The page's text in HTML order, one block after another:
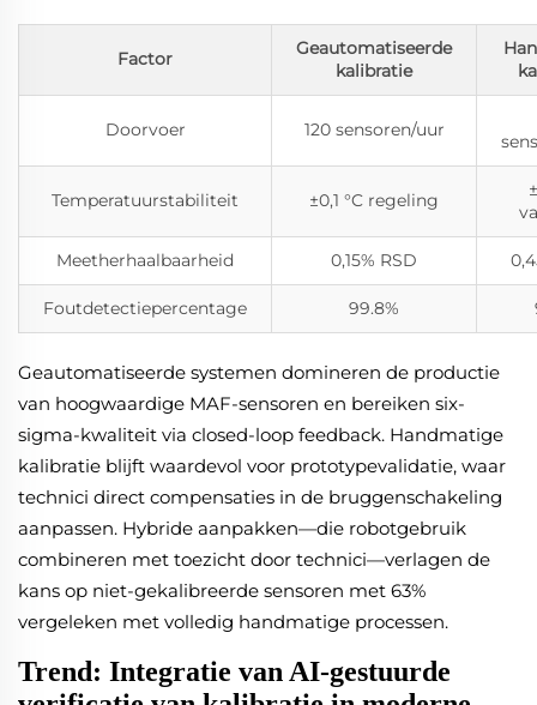
Factor
Geautomatiseerde
kalibratie
Doorvoer 120 sensoren/uur
Temperatuurstabiliteit ±0,1 °C regeling
Meetherhaalbaarheid 0,15% RSD
Foutdetectiepercentage 99.8%
Geautomatiseerde systemen domineren de productie
van hoogwaardige MAF-sensoren en bereiken six-
sigma-kwaliteit via closed-loop feedback. Handmatige
kalibratie blijft waardevol voor prototypevalidatie, waar
technici direct compensaties in de bruggenschakeling
aanpassen. Hybride aanpakken—die robotgebruik
combineren met toezicht door technici—verlagen de
kans op niet-gekalibreerde sensoren met 63%
vergeleken met volledig handmatige processen.
Trend: Integratie van AI-gestuurde